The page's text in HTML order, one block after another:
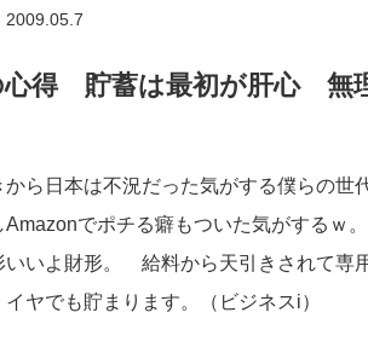
2009.05.7
心得 貯蓄は最初が肝心 無
ら日本は不況だった気がする僕らの世
Amazonでポチる癖もついた気がするｗ
いいよ財形。 給料から天引きされて専
ヤでも貯まります。（ビジネスi）